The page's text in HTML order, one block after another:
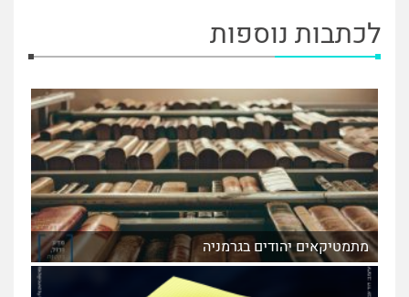
לכתבות נוספות
מתמטיקאים יהודים בגרמניה